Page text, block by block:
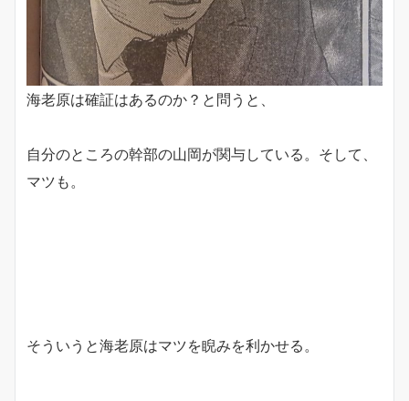
海老原は確証はあるのか？と問うと、
自分のところの幹部の山岡が関与している。そして、
マツも。
そういうと海老原はマツを睨みを利かせる。